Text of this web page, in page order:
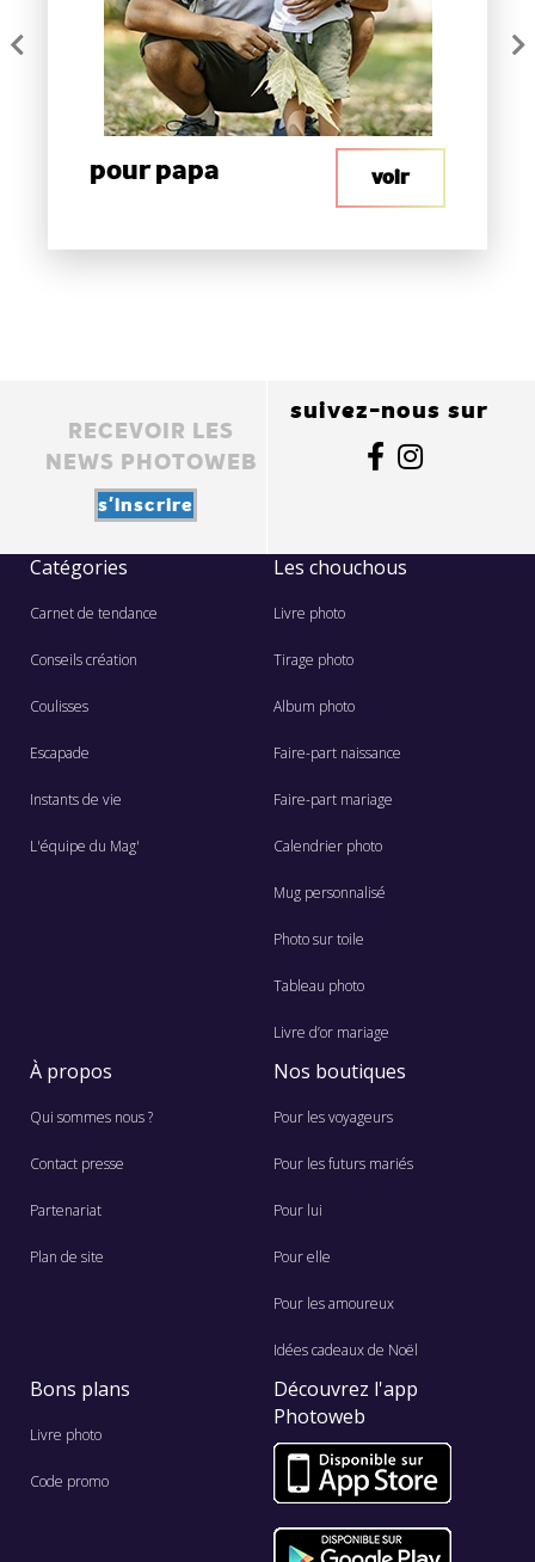
pour papa voir
RECEVOIR LES
NEWS PHOTOWEB
s'inscrire
suivez-nous sur
Catégories
Carnet de tendance
Conseils création
Coulisses
Escapade
Instants de vie
L'équipe du Mag'
Les chouchous
Livre photo
Tirage photo
Album photo
Faire-part naissance
Faire-part mariage
Calendrier photo
Mug personnalisé
Photo sur toile
Tableau photo
Livre d’or mariage
À propos
Qui sommes nous ?
Contact presse
Partenariat
Plan de site
Nos boutiques
Pour les voyageurs
Pour les futurs mariés
Pour lui
Pour elle
Pour les amoureux
Idées cadeaux de Noël
Bons plans
Livre photo
Code promo
Découvrez l'app
Photoweb